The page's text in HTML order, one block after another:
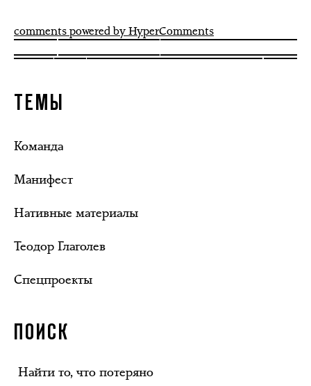
comments powered by HyperComments
ТЕМЫ
Команда
Манифест
Нативные материалы
Теодор Глаголев
Спецпроекты
ПОИСК